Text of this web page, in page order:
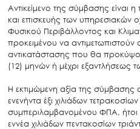
Αντικείμενο της σύμβασης
και επισκευής των υπηρεσιακών
Φυσικού Περιβάλλοντος και
προκειμένου να
αντικατάστασης που θα
(12) μηνών ή μέχρι εξαντλήσεως
Η εκτιμώμενη αξία της σύμβασης
ενενήντα έξι χιλιάδων
συμπεριλαμβανομένου ΦΠΑ,
εννέα χιλιάδων πεντακοσίων